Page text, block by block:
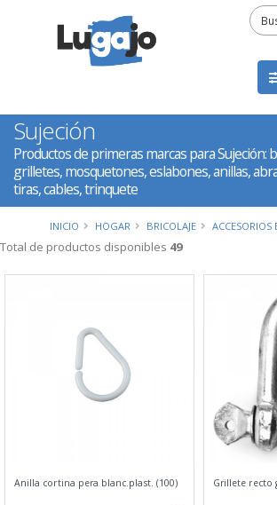
Sujeción
Productos de primeras marcas para Sujeción:
grilletes, mosquetones, eslabones, anillas,
tiras, cables, trinquete
INICIO HOGAR BRICOLAJE ACCESORIOS
Total de productos disponibles 49
Anilla cortina pera blanc.plast. (100) Grillete recto